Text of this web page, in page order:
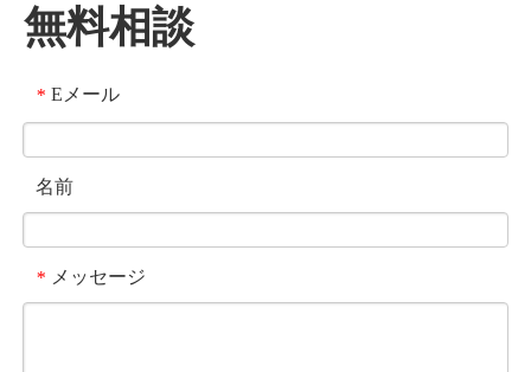
無料相談
* Eメール
名前
* メッセージ